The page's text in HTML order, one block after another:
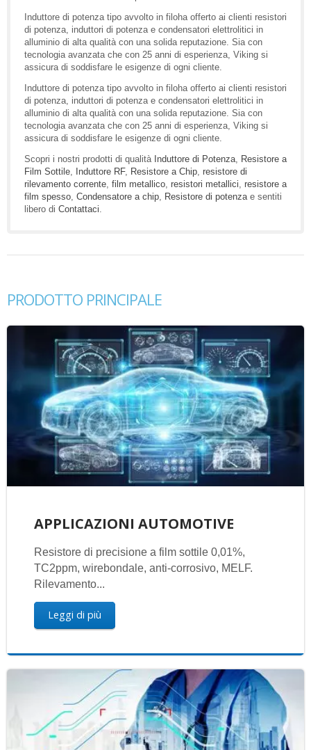
Induttore di potenza tipo avvolto in filoha offerto ai clienti resistori
di potenza, induttori di potenza e condensatori elettrolitici in
alluminio di alta qualità con una solida reputazione. Sia con
tecnologia avanzata che con 25 anni di esperienza, Viking si
assicura di soddisfare le esigenze di ogni cliente.
Induttore di potenza tipo avvolto in filoha offerto ai clienti resistori
di potenza, induttori di potenza e condensatori elettrolitici in
alluminio di alta qualità con una solida reputazione. Sia con
tecnologia avanzata che con 25 anni di esperienza, Viking si
assicura di soddisfare le esigenze di ogni cliente.
Scopri i nostri prodotti di qualità Induttore di Potenza Resistore a
Film Sottile Induttore RF, Resistore a Chip resistore di
rilevamento corrente film metallico resistori metallici resistore a
film spesso Condensatore a chip Resistore di potenza e sentiti
libero di Contattaci
PRODOTTO PRINCIPALE
APPLICAZIONI AUTOMOTIVE
Resistore di precisione a film sottile 0,01%,
TC2ppm, wirebondale, anti-corrosivo, MELF.
Rilevamento...
Leggi di più